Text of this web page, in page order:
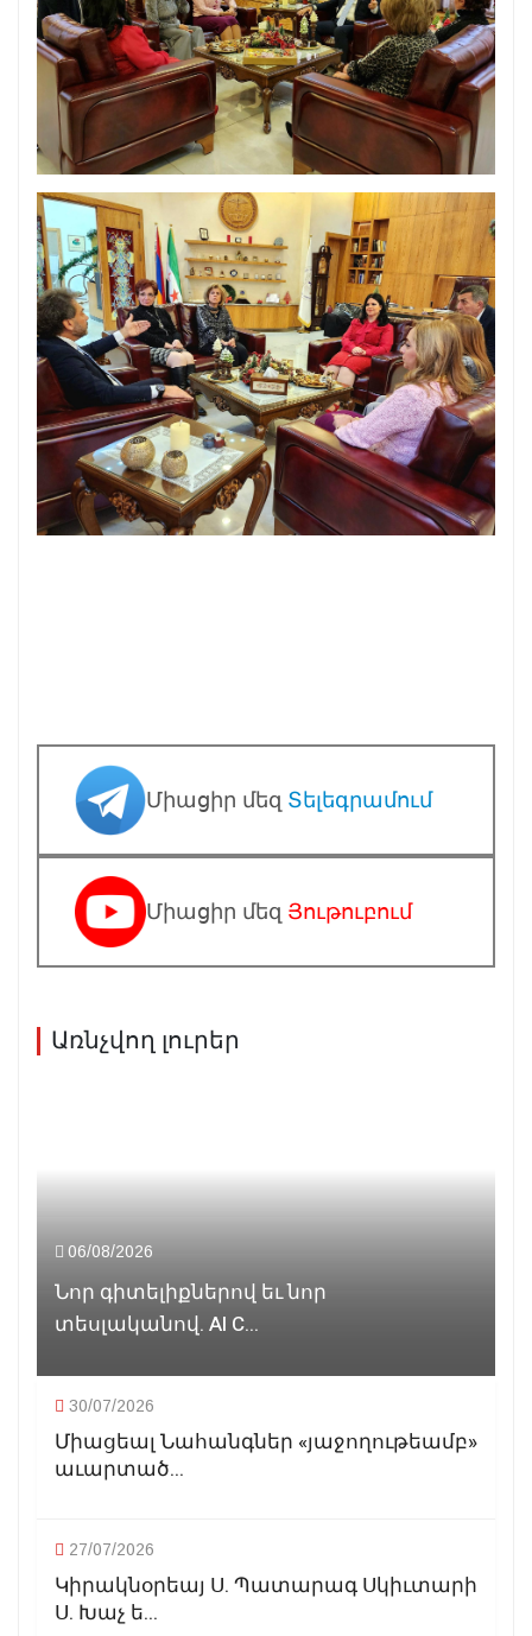
Միացիր մեզ Տելեգրամում
Միացիր մեզ Յութուբում
Առնչվող լուրեր
06/08/2026
Նոր գիտելիքներով եւ նոր
տեսլականով. AI C...
30/07/2026
Միացեալ Նահանգներ «յաջողութեամբ»
աւարտած...
27/07/2026
Կիրակնօրեայ Ս. Պատարագ Սկիւտարի
Ս. Խաչ ե...